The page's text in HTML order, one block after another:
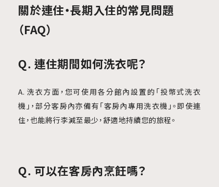
關於連住・長期入住的常見問題
（FAQ）
Q. 連住期間如何洗衣呢？
A. 洗衣方面，您可使用各分館內設置的「投幣式洗衣
機」，部分客房內亦備有「客房內專用洗衣機」。即使連
住，也能將行李減至最少，舒適地持續您的旅程。
Q. 可以在客房內烹飪嗎？